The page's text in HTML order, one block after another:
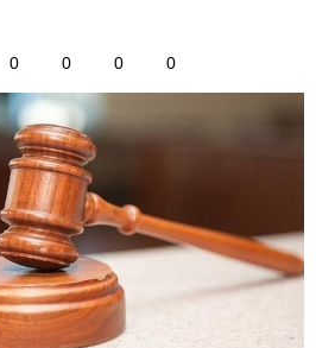
0 0 0 0